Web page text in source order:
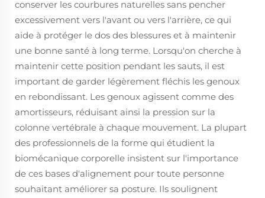
conserver les courbures naturelles sans pencher
excessivement vers l'avant ou vers l'arrière, ce qui
aide à protéger le dos des blessures et à maintenir
une bonne santé à long terme. Lorsqu'on cherche à
maintenir cette position pendant les sauts, il est
important de garder légèrement fléchis les genoux
en rebondissant. Les genoux agissent comme des
amortisseurs, réduisant ainsi la pression sur la
colonne vertébrale à chaque mouvement. La plupart
des professionnels de la forme qui étudient la
biomécanique corporelle insistent sur l'importance
de ces bases d'alignement pour toute personne
souhaitant améliorer sa posture. Ils soulignent